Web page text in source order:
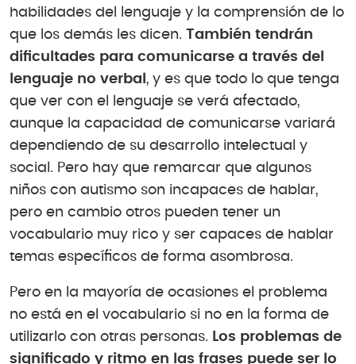
habilidades del lenguaje y la comprensión de lo
que los demás les dicen. También tendrán
dificultades para comunicarse a través del
lenguaje no verbal , y es que todo lo que tenga
que ver con el lenguaje se verá afectado,
aunque la capacidad de comunicarse variará
dependiendo de su desarrollo intelectual y
social. Pero hay que remarcar que algunos
niños con autismo son incapaces de hablar,
pero en cambio otros pueden tener un
vocabulario muy rico y ser capaces de hablar
temas específicos de forma asombrosa.
Pero en la mayoría de ocasiones el problema
no está en el vocabulario si no en la forma de
utilizarlo con otras personas. Los problemas de
significado y ritmo en las frases puede ser lo